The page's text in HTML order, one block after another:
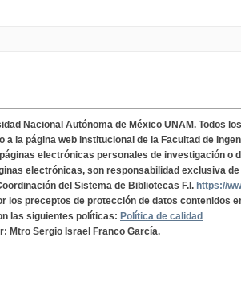
Nacional Autónoma de México UNAM. Todos
a la página web institucional de la Facultad de
electrónicas personales de investigación o
electrónicas, son responsabilidad exclusiva
del Sistema de Bibliotecas F.I. https://
los preceptos de protección de datos contenidos
las siguientes políticas: Política de calidad
Mtro Sergio Israel Franco García.